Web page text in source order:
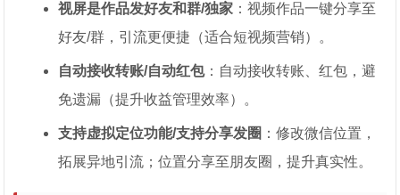
视屏是作品发好友和群/独家 ：视频作品一键分享至
好友/群，引流更便捷（适合短视频营销）。
自动接收转账/自动红包：自动接收转账、红包，避
免遗漏（提升收益管理效率）。
支持虚拟定位功能/支持分享发圈 ：修改微信位置，
拓展异地引流；位置分享至朋友圈，提升真实性。